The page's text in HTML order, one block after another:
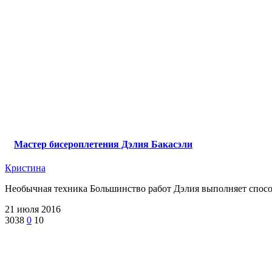
Мастер бисероплетения Дэлия Бакасэли
Кристина
Необычная техника Большинство работ Дэлия выполняет
21 июля 2016
3038 0 10